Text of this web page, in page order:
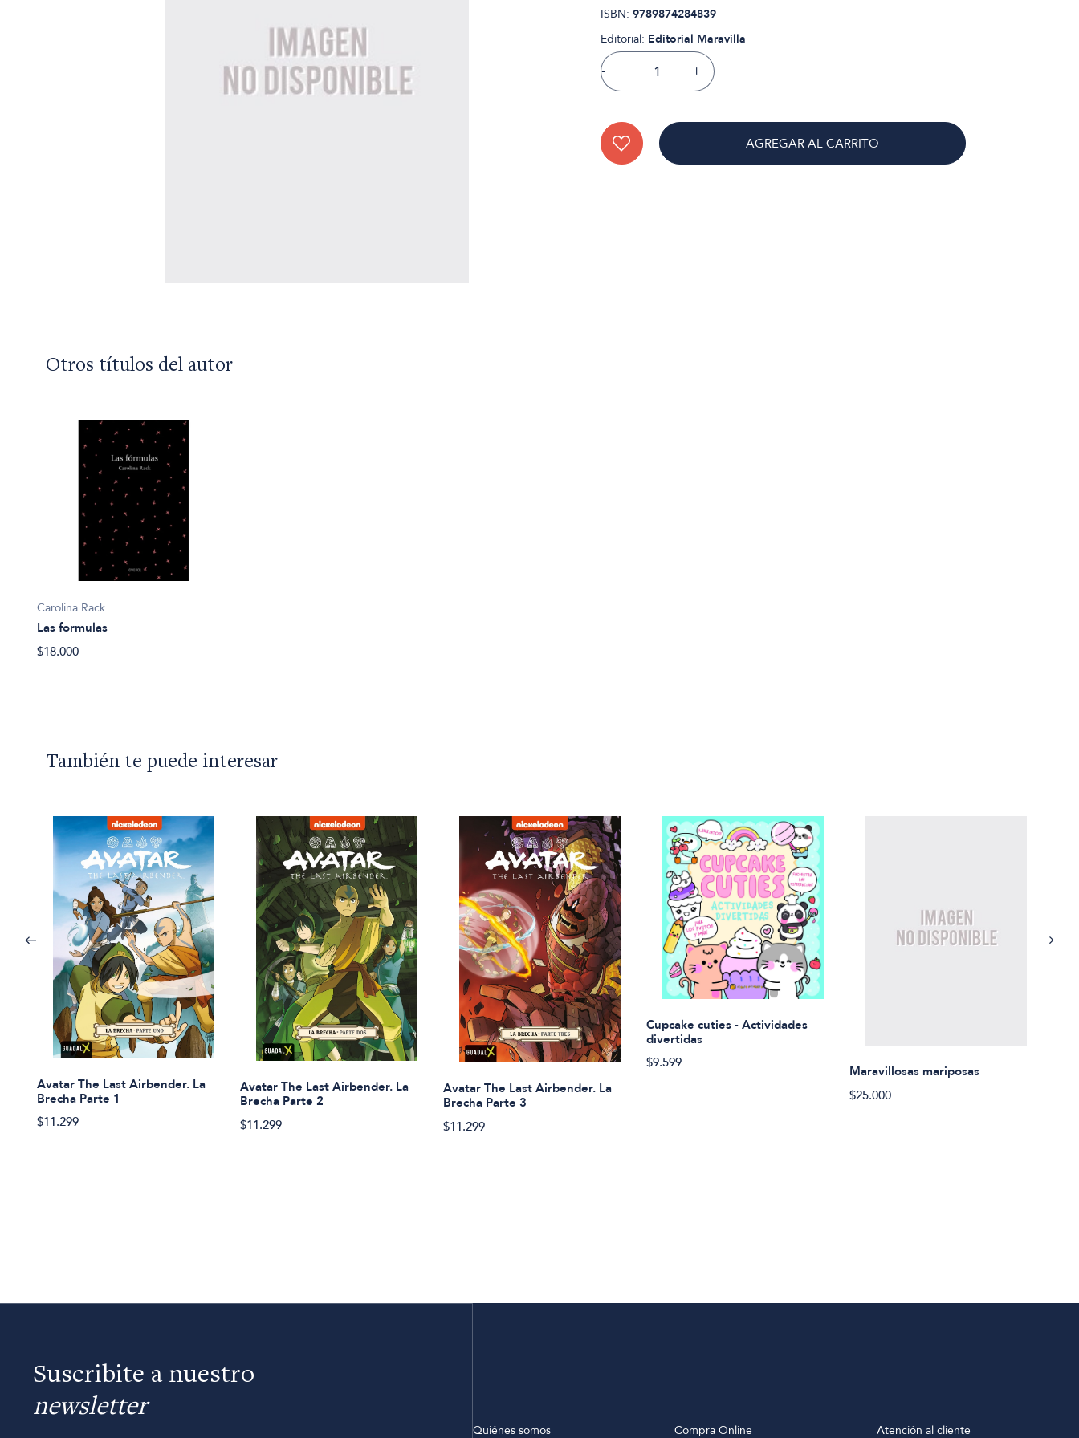
ISBN: 9789874284839
Editorial: Editorial Maravilla
- +
AGREGAR AL CARRITO
Otros títulos del autor
Carolina Rack
Las formulas
$18.000
También te puede interesar
Avatar The Last Airbender. La
Brecha Parte 1
$11.299
Avatar The Last Airbender. La
Brecha Parte 2
$11.299
Avatar The Last Airbender. La
Brecha Parte 3
$11.299
Cupcake cuties - Actividades
divertidas
$9.599
Maravillosas mariposas
$25.000
Suscribite a nuestro
newsletter
Quiénes somos Compra Online Atención al cliente